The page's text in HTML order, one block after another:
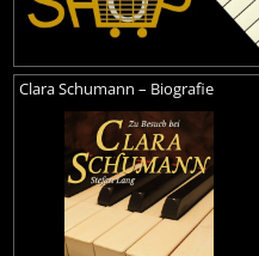
Clara Schumann – Biografie